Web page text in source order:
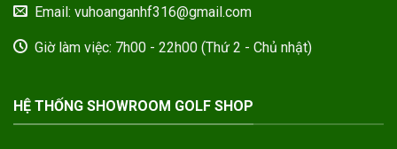
Email: vuhoanganhf316@gmail.com
Giờ làm việc: 7h00 - 22h00 (Thứ 2 - Chủ nhật)
HỆ THỐNG SHOWROOM GOLF SHOP